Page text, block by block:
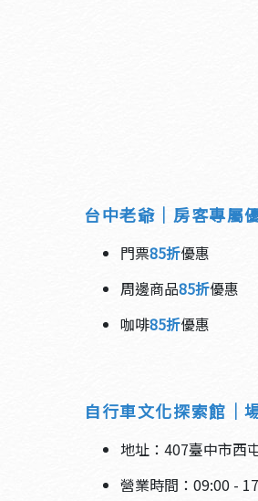
台中老爺｜房客專屬
門票85折優惠
周邊商品85折優惠
咖啡85折優惠
自行車文化探索館｜
地址：407臺中市西
營業時間：09:00 -